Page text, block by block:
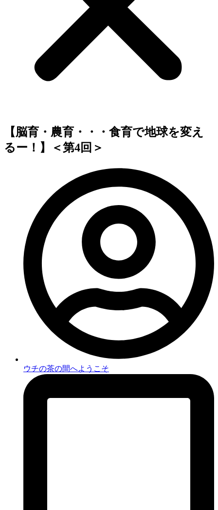
【脳育・農育・・・食育で地球を変え
るー！】＜第4回＞
ウチの茶の間へようこそ